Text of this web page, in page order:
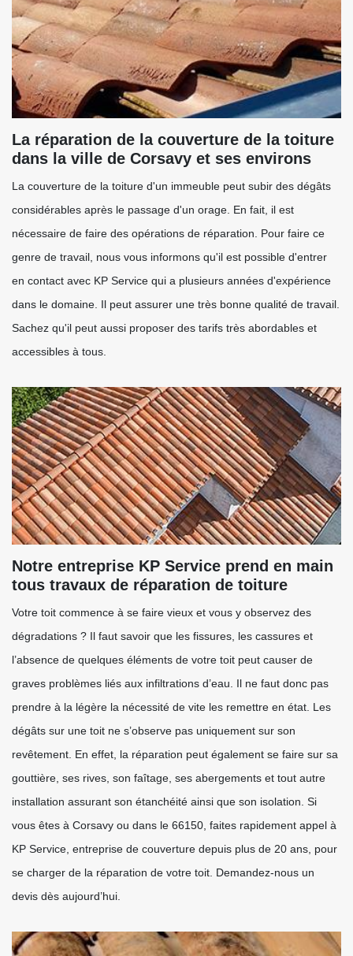
La réparation de la couverture de la toiture
dans la ville de Corsavy et ses environs
La couverture de la toiture d'un immeuble peut subir des dégâts
considérables après le passage d'un orage. En fait, il est
nécessaire de faire des opérations de réparation. Pour faire ce
genre de travail, nous vous informons qu'il est possible d'entrer
en contact avec KP Service qui a plusieurs années d'expérience
dans le domaine. Il peut assurer une très bonne qualité de travail.
Sachez qu'il peut aussi proposer des tarifs très abordables et
accessibles à tous.
Notre entreprise KP Service prend en main
tous travaux de réparation de toiture
Votre toit commence à se faire vieux et vous y observez des
dégradations ? Il faut savoir que les fissures, les cassures et
l’absence de quelques éléments de votre toit peut causer de
graves problèmes liés aux infiltrations d’eau. Il ne faut donc pas
prendre à la légère la nécessité de vite les remettre en état. Les
dégâts sur une toit ne s’observe pas uniquement sur son
revêtement. En effet, la réparation peut également se faire sur sa
gouttière, ses rives, son faîtage, ses abergements et tout autre
installation assurant son étanchéité ainsi que son isolation. Si
vous êtes à Corsavy ou dans le 66150, faites rapidement appel à
KP Service, entreprise de couverture depuis plus de 20 ans, pour
se charger de la réparation de votre toit. Demandez-nous un
devis dès aujourd’hui.